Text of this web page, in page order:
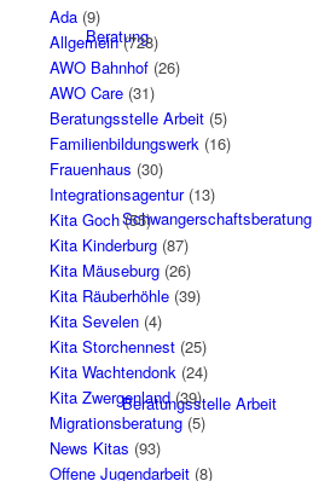
Beratung
Schwangerschaftsberatung
Beratungsstelle Arbeit
Ada(9)
Allgemein(728)
AWO Bahnhof(26)
AWO Care(31)
Beratungsstelle Arbeit(5)
Familienbildungswerk(16)
Frauenhaus (30)
Integrationsagentur(13)
Kita Goch(55)
Kita Kinderburg(87)
Kita Mäuseburg(26)
Kita Räuberhöhle(39)
Kita Sevelen(4)
Kita Storchennest(25)
Kita Wachtendonk(24)
Kita Zwergenland(39)
Migrationsberatung(5)
News Kitas (93)
Offene Jugendarbeit(8)